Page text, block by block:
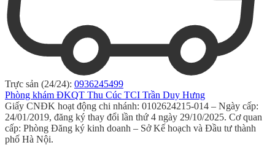
Trực sản (24/24): 0936245499
Phòng khám ĐKQT Thu Cúc TCI Trần Duy Hưng
Giấy CNĐK hoạt động chi nhánh: 0102624215-014 – Ngày cấp:
24/01/2019, đăng ký thay đổi lần thứ 4 ngày 29/10/2025. Cơ quan
cấp: Phòng Đăng ký kinh doanh – Sở Kế hoạch và Đầu tư thành
phố Hà Nội.